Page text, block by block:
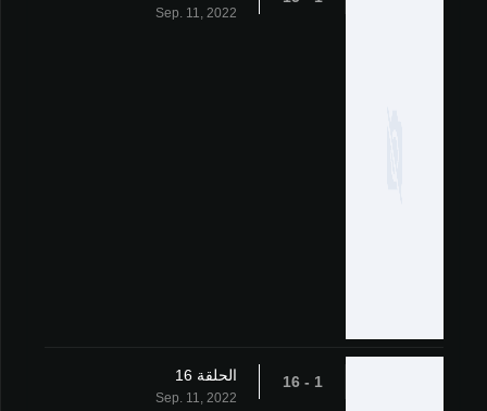
Sep. 11, 2022
1 - 16 الحلقة 16
Sep. 11, 2022